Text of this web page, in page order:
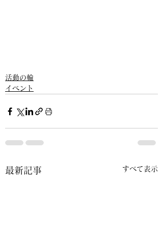
活動の輪
イベント
最新記事 すべて表示